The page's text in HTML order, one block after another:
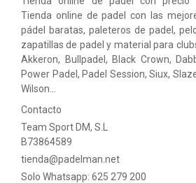
Tienda online de padel con las
pádel baratas, paleteros de padel,
zapatillas de padel y material para
Akkeron, Bullpadel, Black Crown,
Power Padel, Padel Session, Siux,
Wilson…
Contacto
Team Sport DM, S.L
B73864589
tienda@padelman.net
Solo Whatsapp: 625 279 200